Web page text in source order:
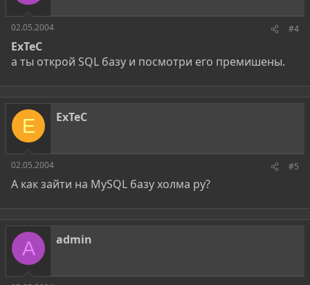
02.05.2004 #4
ExTeC
а ты открой SQL базу и посмотри его премишены.
E ExTeC
02.05.2004 #5
А как зайти на MySQL базу холма ру?
A admin